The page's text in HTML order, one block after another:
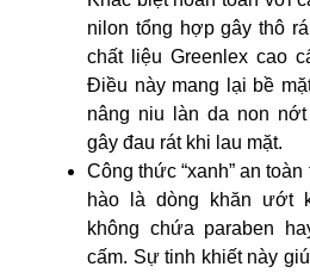
nilon tổng hợp gây thô
chất liệu Greenlex cao
Điều này mang lại bề
nâng niu làn da non
gây đau rát khi lau mặt.
Công thức “xanh” an
hào là dòng khăn ướt
không chứa paraben
cấm. Sự tinh khiết này